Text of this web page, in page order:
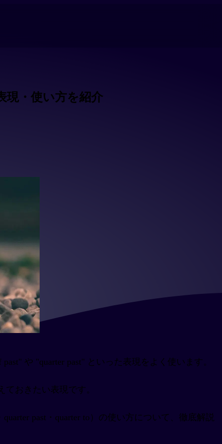
現・使い方を紹介
や "quarter past" といった表現をよく使います。
おきたい表現です。
past・quarter to）の使い方について、徹底解説